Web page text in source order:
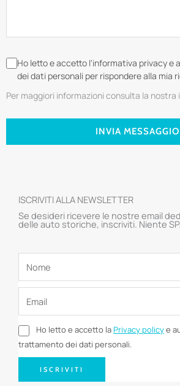
Ho letto e accetto l'informativa privacy e
dei dati personali per rispondere alla mia
Per maggiori informazioni consulta la
INVIA MESSAGGIO
ISCRIVITI ALLA NEWSLETTER
Se desideri ricevere le nostre email
delle auto storiche, inscriviti. Niente
Ho letto e accetto laPrivacy policye
trattamento dei dati personali.
ISCRIVITI